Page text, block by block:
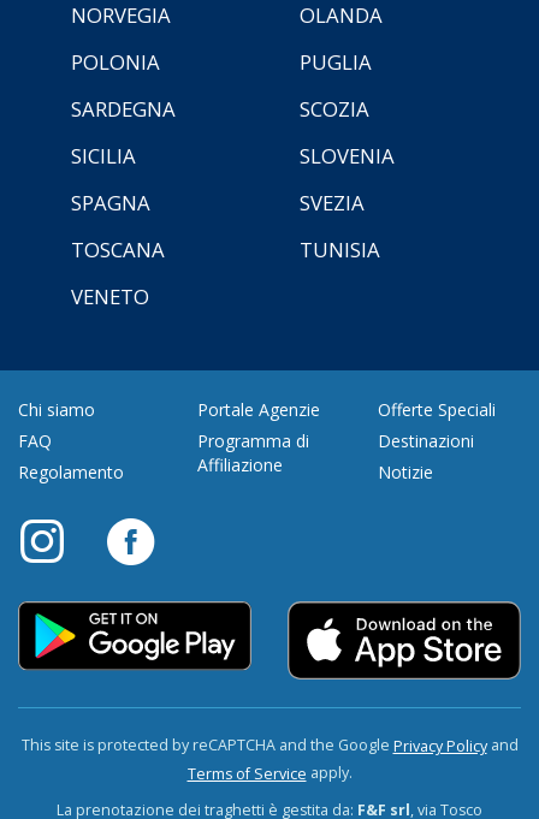
NORVEGIA
OLANDA
POLONIA
PUGLIA
SARDEGNA
SCOZIA
SICILIA
SLOVENIA
SPAGNA
SVEZIA
TOSCANA
TUNISIA
VENETO
Chi siamo
FAQ
Regolamento
Portale Agenzie
Programma di
Affiliazione
Offerte Speciali
Destinazioni
Notizie
This site is protected by reCAPTCHA and the Google Privacy Policyand
Terms of Service apply.
La prenotazione dei traghetti è gestita da: F&F srl, via Tosco